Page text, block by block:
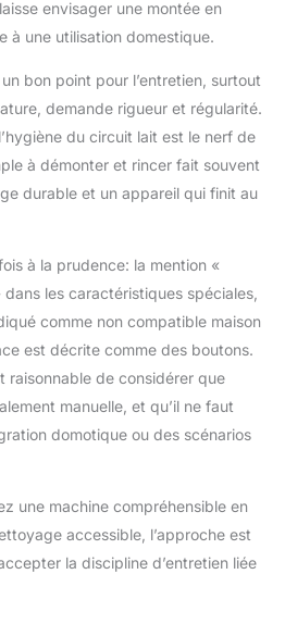
envisager une montée en
à une utilisation domestique.
bon point pour l’entretien, surtout
demande rigueur et régularité.
du circuit lait est le nerf de
à démonter et rincer fait souvent
durable et un appareil qui finit au
à la prudence: la mention «
les caractéristiques spéciales,
comme non compatible maison
est décrite comme des boutons.
raisonnable de considérer que
manuelle, et qu’il ne faut
domotique ou des scénarios
une machine compréhensible en
accessible, l’approche est
la discipline d’entretien liée